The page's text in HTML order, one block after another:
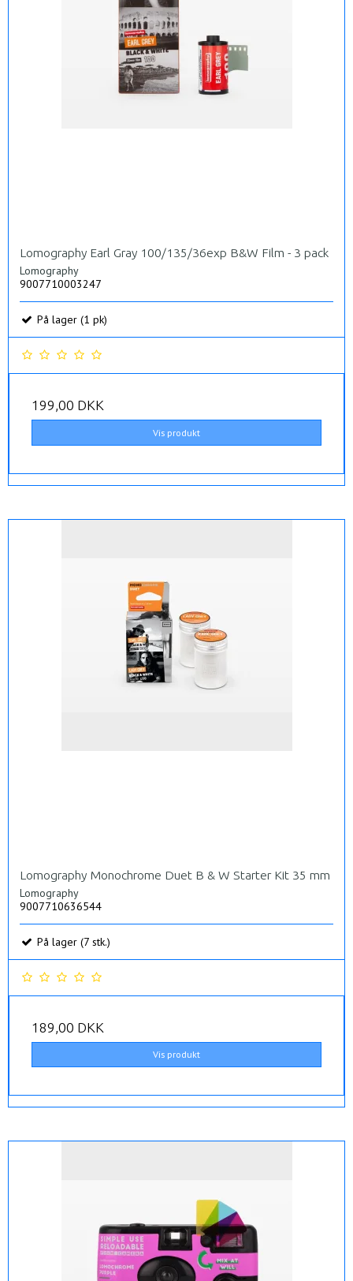
Lomography Earl Gray 100/135/36exp B&W Film - 3 pack
Lomography
9007710003247
På lager (1 pk)
199,00 DKK
Vis produkt
Lomography Monochrome Duet B & W Starter Kit 35 mm
Lomography
9007710636544
På lager (7 stk.)
189,00 DKK
Vis produkt